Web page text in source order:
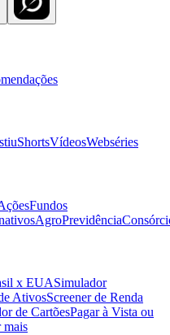
ShortsVídeosWebséries
Fundos
AgroPrevidência
x EUASimulador
AtivosScreener de Renda
de CartõesPagar à Vista ou
mais